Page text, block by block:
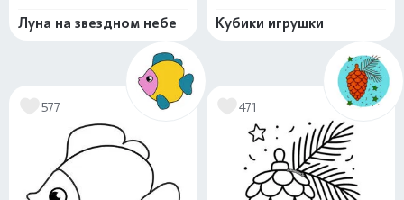
Луна на звездном небе Кубики игрушки
577 471